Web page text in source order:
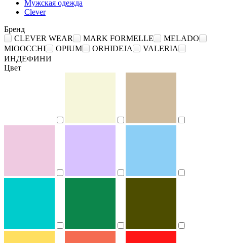
Мужская одежда
Clever
Бренд
CLEVER WEAR
MARK FORMELLE
MELADO
MIOOCCHI
OPIUM ORHIDEJA
VALERIA
ИНДЕФИНИ
Цвет